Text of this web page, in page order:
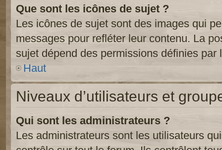
Que sont les icônes de sujet ?
Les icônes de sujet sont des images qui
messages pour refléter leur contenu. La
sujet dépend des permissions définies par
Haut
Niveaux d’utilisateurs et
Qui sont les administrateurs ?
Les administrateurs sont les utilisateurs